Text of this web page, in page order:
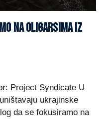
NA OLIGARSIMA IZ
Project Syndicate U
ukrajinske
da se fokusiramo na